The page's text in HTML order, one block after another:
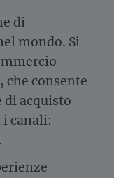
di
mondo. Si
consente
di acquisto
canali: